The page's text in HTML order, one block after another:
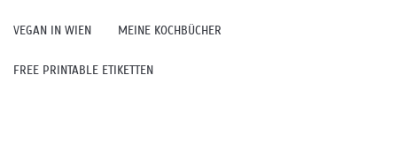
VEGAN IN WIEN MEINE KOCHBÜCHER
FREE PRINTABLE ETIKETTEN